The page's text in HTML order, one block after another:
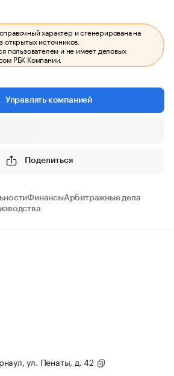
характер и сгенерирована на
открытых источников.
пользователем и не имеет деловых
РБК Компании.
Управлять компанией
Поделиться
ФинансыАрбитражные дела
ул. Пенаты, д. 42